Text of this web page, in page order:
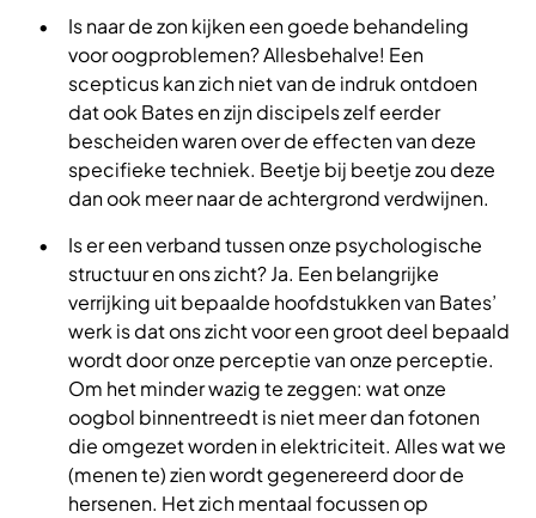
Is naar de zon kijken een goede behandeling
voor oogproblemen? Allesbehalve! Een
scepticus kan zich niet van de indruk ontdoen
dat ook Bates en zijn discipels zelf eerder
bescheiden waren over de effecten van deze
specifieke techniek. Beetje bij beetje zou deze
dan ook meer naar de achtergrond verdwijnen.
Is er een verband tussen onze psychologische
structuur en ons zicht? Ja. Een belangrijke
verrijking uit bepaalde hoofdstukken van Bates’
werk is dat ons zicht voor een groot deel bepaald
wordt door onze perceptie van onze perceptie.
Om het minder wazig te zeggen: wat onze
oogbol binnentreedt is niet meer dan fotonen
die omgezet worden in elektriciteit. Alles wat we
(menen te) zien wordt gegenereerd door de
hersenen. Het zich mentaal focussen op